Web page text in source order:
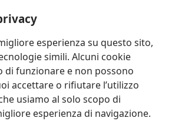
esperienza su questo sito,
simili. Alcuni cookie
di funzionare e non possono
accettare o rifiutare l’utilizzo
usiamo al solo scopo di
esperienza di navigazione.
Watchtower